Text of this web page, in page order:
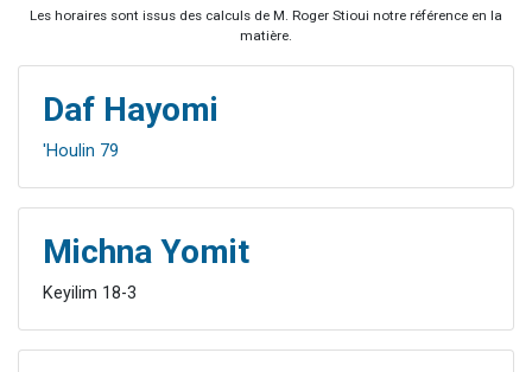
Les horaires sont issus des calculs de M. Roger Stioui notre référence en la
matière.
Daf Hayomi
'Houlin 79
Michna Yomit
Keyilim 18-3